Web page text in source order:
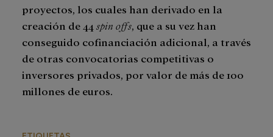
proyectos, los cuales han derivado en la
creación de 44 spin offs , que a su vez han
conseguido cofinanciación adicional, a través
de otras convocatorias competitivas o
inversores privados, por valor de más de 100
millones de euros.